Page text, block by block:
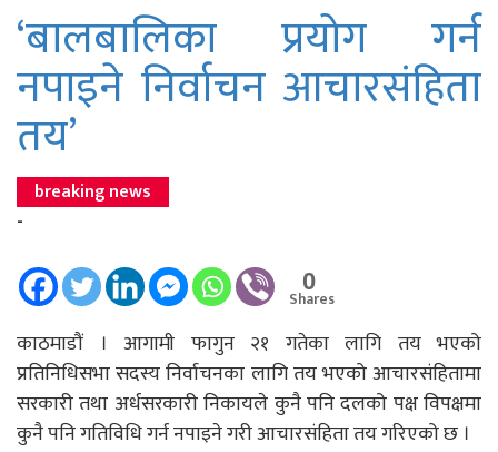
‘बालबालिका प्रयोग गर्न
नपाइने निर्वाचन आचारसंहिता
तय’
breaking news
-
0
Shares
काठमाडौं । आगामी फागुन २१ गतेका लागि तय भएको
प्रतिनिधिसभा सदस्य निर्वाचनका लागि तय भएको आचारसंहितामा
सरकारी तथा अर्धसरकारी निकायले कुनै पनि दलको पक्ष विपक्षमा
कुनै पनि गतिविधि गर्न नपाइने गरी आचारसंहिता तय गरिएको छ ।